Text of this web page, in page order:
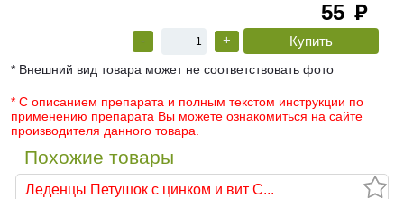
55 руб
- +
* Внешний вид товара может не соответствовать фото
* С описанием препарата и полным текстом инструкции по
применению препарата Вы можете ознакомиться на сайте
производителя данного товара.
Похожие товары
Леденцы Петушок с цинком и вит С...